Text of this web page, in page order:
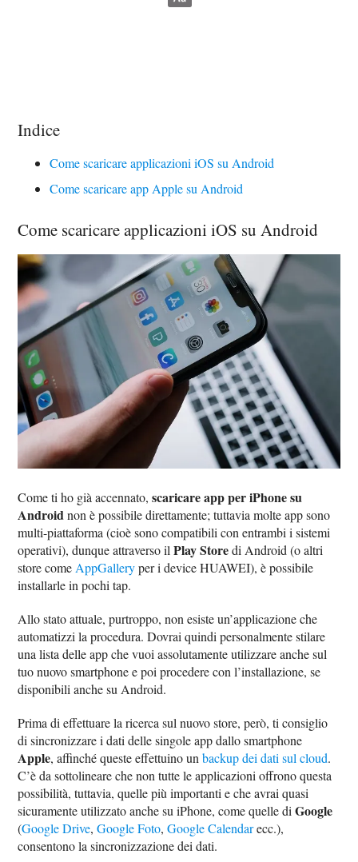
Indice
Come scaricare applicazioni iOS su Android
Come scaricare app Apple su Android
Come scaricare applicazioni iOS su Android
Come ti ho già accennato,scaricare app per iPhone su
Androidnon è possibile direttamente; tuttavia molte app sono
multi-piattaforma (cioè sono compatibili con entrambi i sistemi
operativi), dunque attraverso ilPlay Storedi Android (o altri
store comeAppGalleryper i device HUAWEI), è possibile
installarle in pochi tap.
Allo stato attuale, purtroppo, non esiste un’applicazione che
automatizzi la procedura. Dovrai quindi personalmente stilare
una lista delle app che vuoi assolutamente utilizzare anche sul
tuo nuovo smartphone e poi procedere con l’installazione, se
disponibili anche su Android.
Prima di effettuare la ricerca sul nuovo store, però, ti consiglio
di sincronizzare i dati delle singole app dallo smartphone
Apple, affinché queste effettuino unbackup dei dati sul cloud.
C’è da sottolineare che non tutte le applicazioni offrono questa
possibilità, tuttavia, quelle più importanti e che avrai quasi
sicuramente utilizzato anche su iPhone, come quelle diGoogle
(Google Drive,Google Foto,Google Calendarecc.),
consentono la sincronizzazione dei dati.